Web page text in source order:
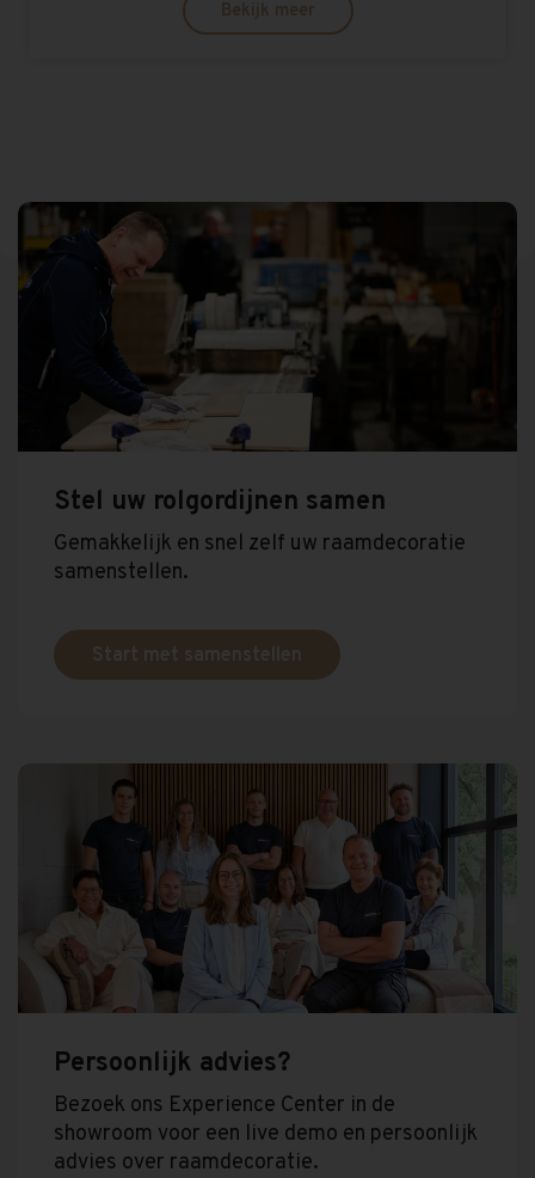
Bekijk meer
Stel uw rolgordijnen samen
Gemakkelijk en snel zelf uw raamdecoratie
samenstellen.
Start met samenstellen
Persoonlijk advies?
Bezoek ons Experience Center in de
showroom voor een live demo en persoonlijk
advies over raamdecoratie.